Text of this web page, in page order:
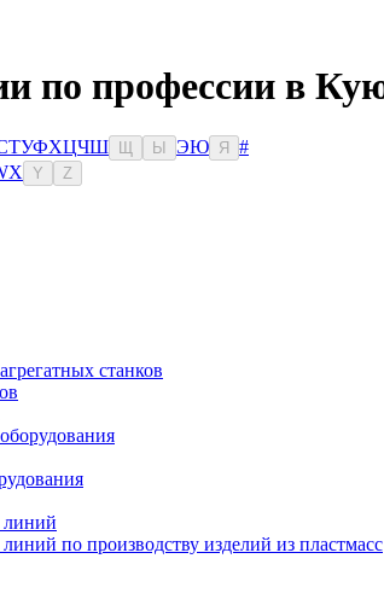
по профессии в
ТУФХЦЧШ Ы ЭЮ Я
#
X Y Z
станков
линий
по производству изделий из пластмасс